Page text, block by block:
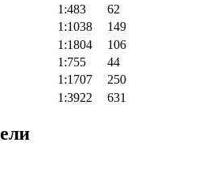
1:483
62
1:1038
149
1:1804
106
1:755
44
1:1707
250
1:3922 631